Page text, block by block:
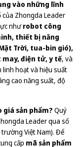
vào những lĩnh
của Zhongda Leader
nhưrobot công
thiết bị năng
Trời, tua-bin gió),
điện tử, y tế, và
linh hoạt và hiệu suất
cao năng suất, độ
giá sản phẩm? Quý
Leader qua số
Việt Nam). Để
cấp mã sản phẩm